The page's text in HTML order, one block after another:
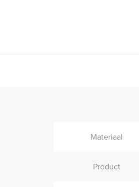
Materiaal
Product